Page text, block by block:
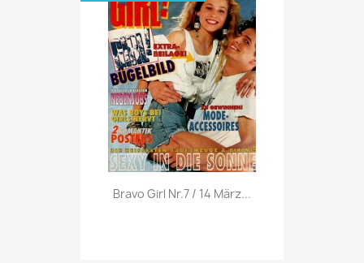
Vorschau
Bravo Girl Nr.7 / 14 März...